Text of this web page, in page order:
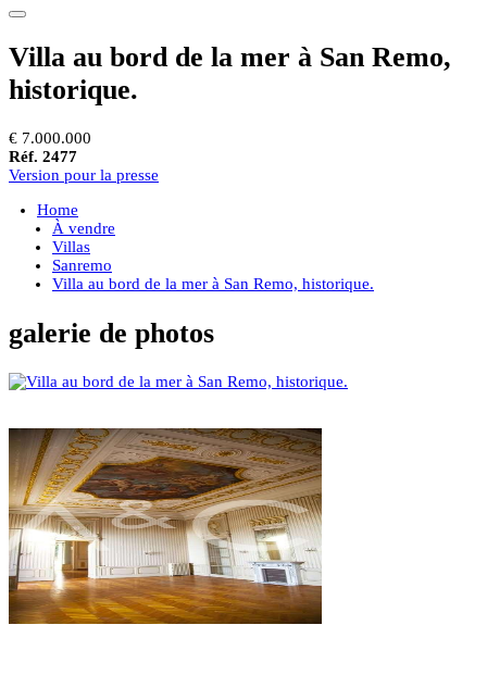
Villa au bord de la mer à San Remo,
historique.
€ 7.000.000
Réf. 2477
Version pour la presse
Home
À vendre
Villas
Sanremo
Villa au bord de la mer à San Remo, historique.
galerie de photos